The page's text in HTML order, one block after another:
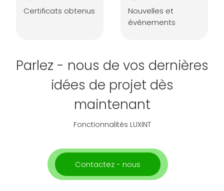
Certificats obtenus
Nouvelles et
événements
Parlez - nous de vos dernières
idées de projet dès
maintenant
Fonctionnalités LUXINT
Contactez - nous